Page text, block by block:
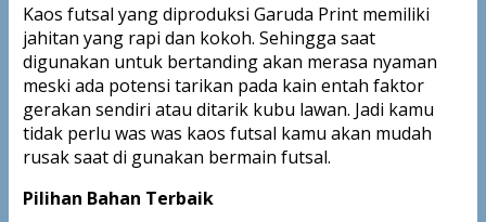
Kaos futsal yang diproduksi Garuda Print memiliki
jahitan yang rapi dan kokoh. Sehingga saat
digunakan untuk bertanding akan merasa nyaman
meski ada potensi tarikan pada kain entah faktor
gerakan sendiri atau ditarik kubu lawan. Jadi kamu
tidak perlu was was kaos futsal kamu akan mudah
rusak saat di gunakan bermain futsal.
Pilihan Bahan Terbaik